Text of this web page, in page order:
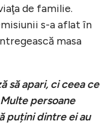
de familie.
s-a aflat în
masa
să apari, ci ceea ce
persoane
puțini dintre ei au